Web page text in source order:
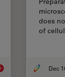
Pressure Freezing
does
of
Dec